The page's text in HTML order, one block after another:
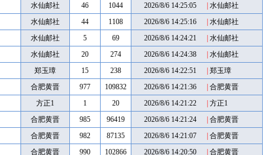
水仙邮社
46 1044 2026/8/6 14:25:05
水仙邮社
水仙邮社
44 1108 2026/8/6 14:25:16
水仙邮社
水仙邮社
5 69 2026/8/6 14:24:21
水仙邮社
水仙邮社
20 274 2026/8/6 14:24:38
水仙邮社
郑玉璋
15 238 2026/8/6 14:22:51
郑玉璋
合肥黄晋
977 109832 2026/8/6 14:21:36
合肥黄晋
方正1
1 20 2026/8/6 14:21:22
方正1
合肥黄晋
985 96419 2026/8/6 14:21:24
合肥黄晋
合肥黄晋
982 87135 2026/8/6 14:21:07
合肥黄晋
合肥黄晋
990 102866 2026/8/6 14:20:50 合肥黄晋